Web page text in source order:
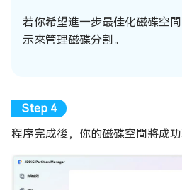
若你希望進一步最佳化磁碟空
示來管理磁碟分割。
程序完成後，你的磁碟空間將成功